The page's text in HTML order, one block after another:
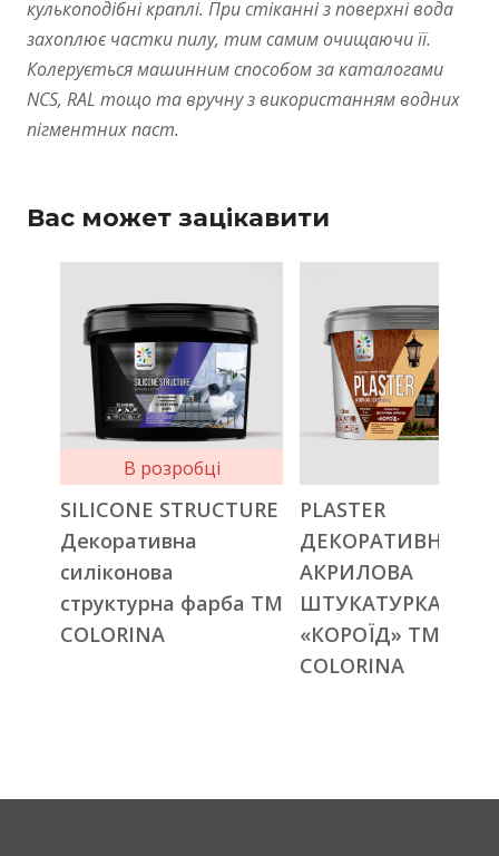
кулькоподібні краплі. При стіканні з поверхні вода
захоплює частки пилу, тим самим очищаючи її.
Колерується машинним способом за каталогами
NCS, RAL тощо та вручну з використанням водних
пігментних паст.
Вас может зацікавити
В розробці
SILICONE STRUCTURE
Декоративна
силіконова
структурна фарба ТМ
COLORINA
PLASTER
ДЕКОРАТИВНА
АКРИЛОВА
ШТУКАТУРКА
«КОРОЇД» ТМ
COLORINA